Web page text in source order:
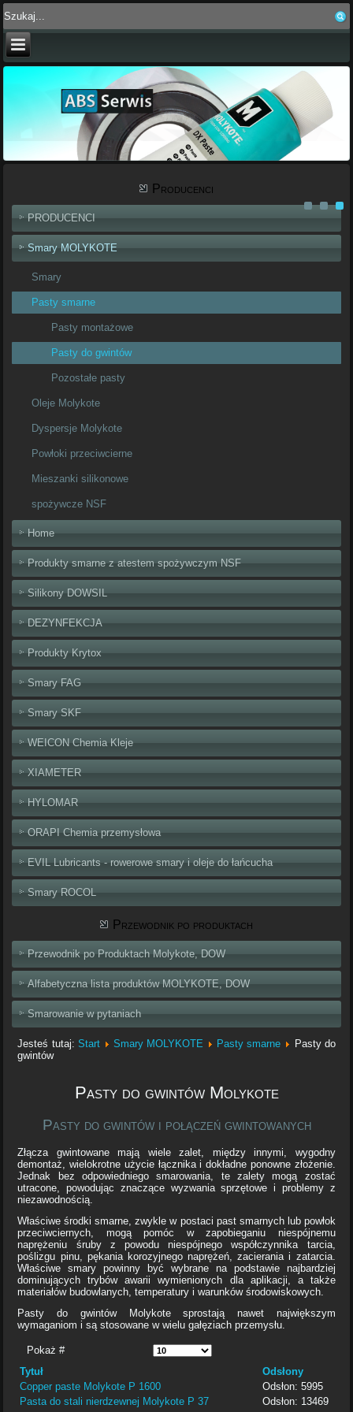
Producenci
PRODUCENCI
Smary MOLYKOTE
Smary
Pasty smarne
Pasty montażowe
Pasty do gwintów
Pozostałe pasty
Oleje Molykote
Dyspersje Molykote
Powłoki przeciwcierne
Mieszanki silikonowe
spożywcze NSF
Home
Produkty smarne z atestem spożywczym NSF
Silikony DOWSIL
DEZYNFEKCJA
Produkty Krytox
Smary FAG
Smary SKF
WEICON Chemia Kleje
XIAMETER
HYLOMAR
ORAPI Chemia przemysłowa
EVIL Lubricants - rowerowe smary i oleje do łańcucha
Smary ROCOL
Przewodnik po produktach
Przewodnik po Produktach Molykote, DOW
Alfabetyczna lista produktów MOLYKOTE, DOW
Smarowanie w pytaniach
Jesteś tutaj: Start Smary MOLYKOTE Pasty smarne
Pasty do
gwintów
Pasty do gwintów Molykote
Pasty do gwintów i połączeń gwintowanych
Złącza gwintowane mają wiele zalet, między innymi, wygodny
demontaż, wielokrotne użycie łącznika i dokładne ponowne złożenie.
Jednak bez odpowiedniego smarowania, te zalety mogą zostać
utracone, powodując znaczące wyzwania sprzętowe i problemy z
niezawodnością.
Właściwe środki smarne, zwykle w postaci past smarnych lub powłok
przeciwciernych, mogą pomóc w zapobieganiu niespójnemu
naprężeniu śruby z powodu niespójnego współczynnika tarcia,
poślizgu pinu, pękania korozyjnego naprężeń, zacierania i zatarcia.
Właściwe smary powinny być wybrane na podstawie najbardziej
dominujących trybów awarii wymienionych dla aplikacji, a także
materiałów budowlanych, temperatury i warunków środowiskowych.
Pasty do gwintów Molykote sprostają nawet największym
wymaganiom i są stosowane w wielu gałęziach przemysłu.
Pokaż #
Tytuł
Odsłony
Copper paste Molykote P 1600
Odsłon: 5995
Pasta do stali nierdzewnej Molykote P 37
Odsłon: 13469